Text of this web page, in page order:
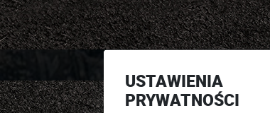
USTAWIENIA
PRYWATNOŚCI